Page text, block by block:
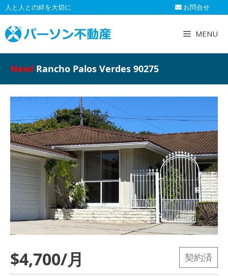
コ
ン
テ
ン
ツ
人と人との絆を大切に お問合せ
MENU
New! Rancho Palos Verdes 90275
$4,700/月 契約済